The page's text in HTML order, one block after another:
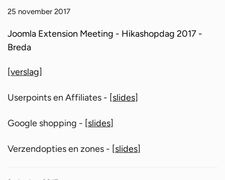
25 november 2017
Joomla Extension Meeting - Hikashopdag 2017 -
Breda
[verslag]
Userpoints en Affiliates - [slides]
Google shopping - [slides]
Verzendopties en zones - [slides]